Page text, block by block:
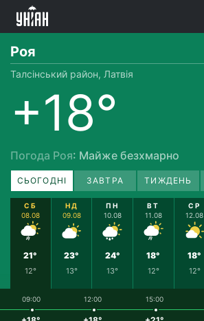
Роя
Талсінський район, Латвія
+18°
Погода Роя: Майже безхмарно
СЬОГОДНІ ЗАВТРА ТИЖДЕНЬ
СБ
08.08
21°
12°
НД
09.08
23°
13°
ПН
10.08
24°
13°
ВТ
11.08
18°
12°
СР
12.08
18°
12°
09:00 12:00 15:00